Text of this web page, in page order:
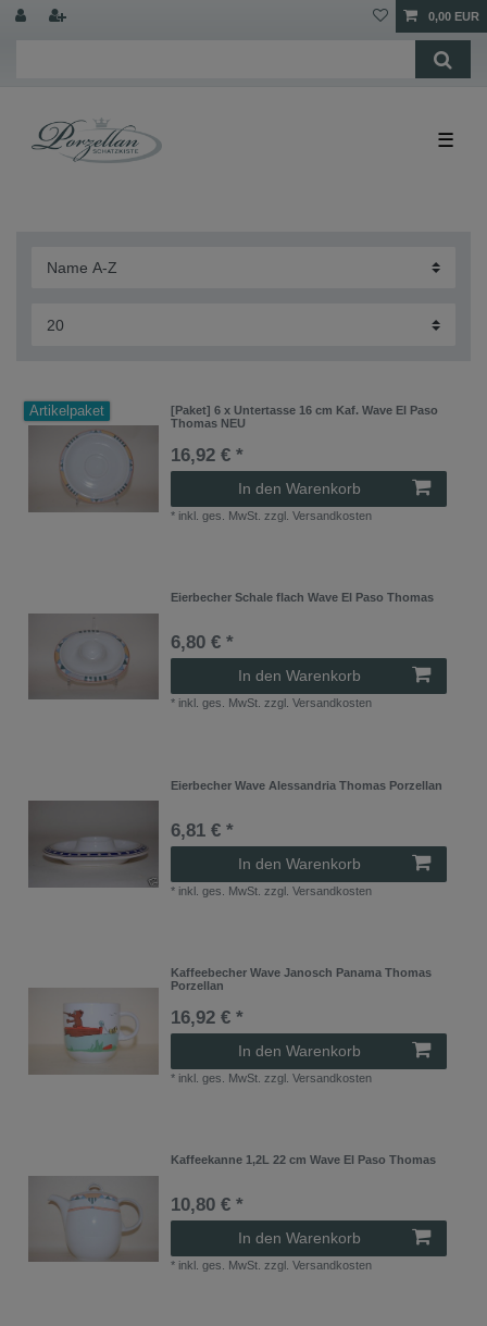
0,00 EUR
☰
Artikelpaket
[Paket] 6 x Untertasse 16 cm Kaf. Wave El Paso
Thomas NEU
16,92 € *
In den Warenkorb
* inkl. ges. MwSt. zzgl.Versandkosten
Eierbecher Schale flach Wave El Paso Thomas
6,80 € *
In den Warenkorb
* inkl. ges. MwSt. zzgl.Versandkosten
Eierbecher Wave Alessandria Thomas Porzellan
6,81 € *
In den Warenkorb
* inkl. ges. MwSt. zzgl.Versandkosten
Kaffeebecher Wave Janosch Panama Thomas
Porzellan
16,92 € *
In den Warenkorb
* inkl. ges. MwSt. zzgl.Versandkosten
Kaffeekanne 1,2L 22 cm Wave El Paso Thomas
10,80 € *
In den Warenkorb
* inkl. ges. MwSt. zzgl.Versandkosten